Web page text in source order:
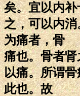
矣。宜以内
之，可以内
为痛者，骨
痛也。骨者
以痛。所谓
此也。故